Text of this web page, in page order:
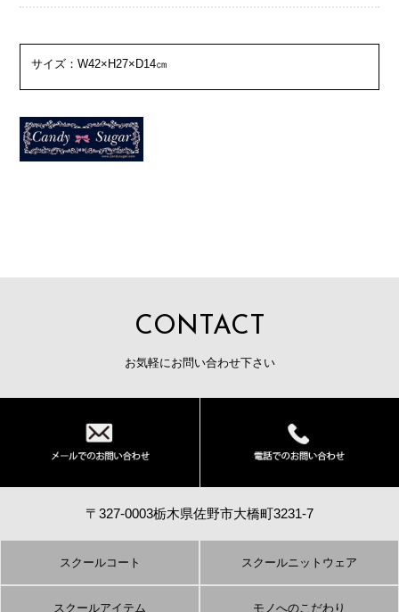
サイズ：W42×H27×D14㎝
CONTACT
お気軽にお問い合わせ下さい
〒327-0003栃木県佐野市大橋町3231-7
スクールコート スクールニットウェア
スクールアイテム モノへのこだわり